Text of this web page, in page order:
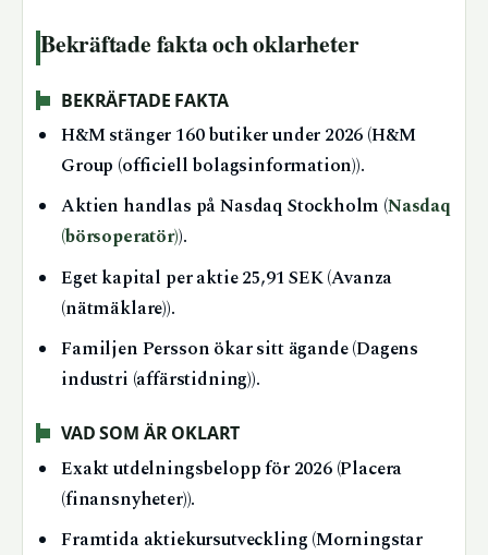
Bekräftade fakta och oklarheter
BEKRÄFTADE FAKTA
H&M stänger 160 butiker under 2026 (H&M
Group (officiell bolagsinformation)).
Aktien handlas på Nasdaq Stockholm (Nasdaq
(börsoperatör)).
Eget kapital per aktie 25,91 SEK (Avanza
(nätmäklare)).
Familjen Persson ökar sitt ägande (Dagens
industri (affärstidning)).
VAD SOM ÄR OKLART
Exakt utdelningsbelopp för 2026 (Placera
(finansnyheter)).
Framtida aktiekursutveckling (Morningstar